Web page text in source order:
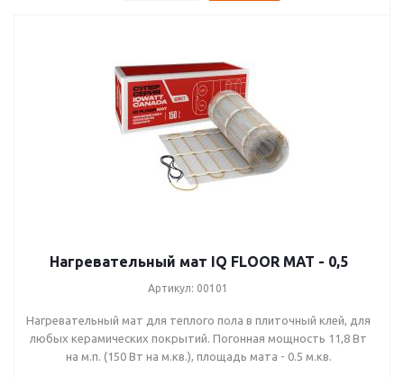
750Вт (5 м2)
900Вт (6 м2) 1050Вт (7 м2)
1200Вт (8 м2)
1350Вт (9 м2)
1500Вт (10 м2)
Нагревательный мат IQ FLOOR MAT - 0,5
Артикул: 00101
Нагревательный мат для теплого пола в плиточный клей, для
любых керамических покрытий. Погонная мощность 11,8 Вт
на м.п. (150 Вт на м.кв.), площадь мата - 0.5 м.кв.